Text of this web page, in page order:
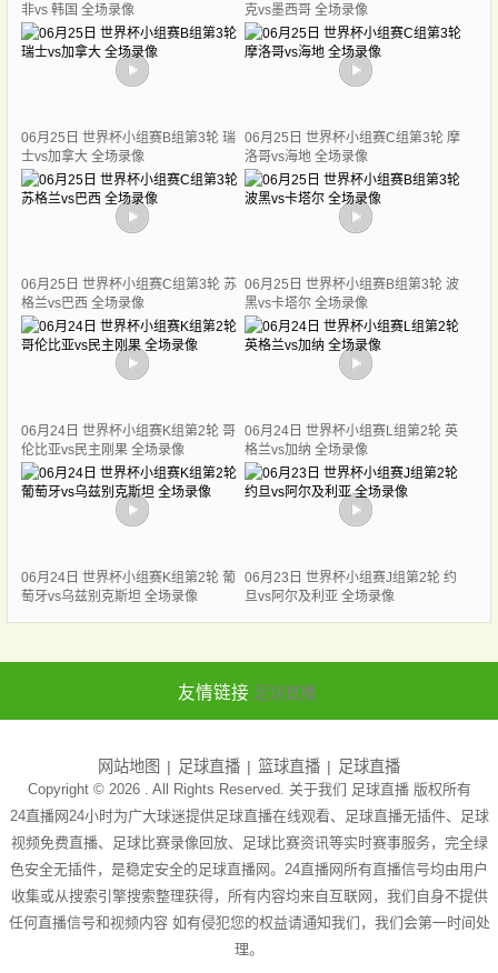
非vs 韩国 全场录像
克vs墨西哥 全场录像
06月25日 世界杯小组赛B组第3轮 瑞
士vs加拿大 全场录像
06月25日 世界杯小组赛C组第3轮 摩
洛哥vs海地 全场录像
06月25日 世界杯小组赛C组第3轮 苏
格兰vs巴西 全场录像
06月25日 世界杯小组赛B组第3轮 波
黑vs卡塔尔 全场录像
06月24日 世界杯小组赛K组第2轮 哥
伦比亚vs民主刚果 全场录像
06月24日 世界杯小组赛L组第2轮 英
格兰vs加纳 全场录像
06月24日 世界杯小组赛K组第2轮 葡
萄牙vs乌兹别克斯坦 全场录像
06月23日 世界杯小组赛J组第2轮 约
旦vs阿尔及利亚 全场录像
友情链接 足球直播
网站地图 足球直播 篮球直播 足球直播
Copyright © 2026 . All Rights Reserved. 关于我们 足球直播版权所有
24直播网24小时为广大球迷提供足球直播在线观看、足球直播无插件、足球
视频免费直播、足球比赛录像回放、足球比赛资讯等实时赛事服务，完全绿
色安全无插件，是稳定安全的足球直播网。24直播网所有直播信号均由用户
收集或从搜索引擎搜索整理获得，所有内容均来自互联网，我们自身不提供
任何直播信号和视频内容 如有侵犯您的权益请通知我们，我们会第一时间处
理。